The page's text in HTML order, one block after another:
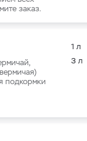
Nutrients
заказ.
подкормки
1 л
3 л